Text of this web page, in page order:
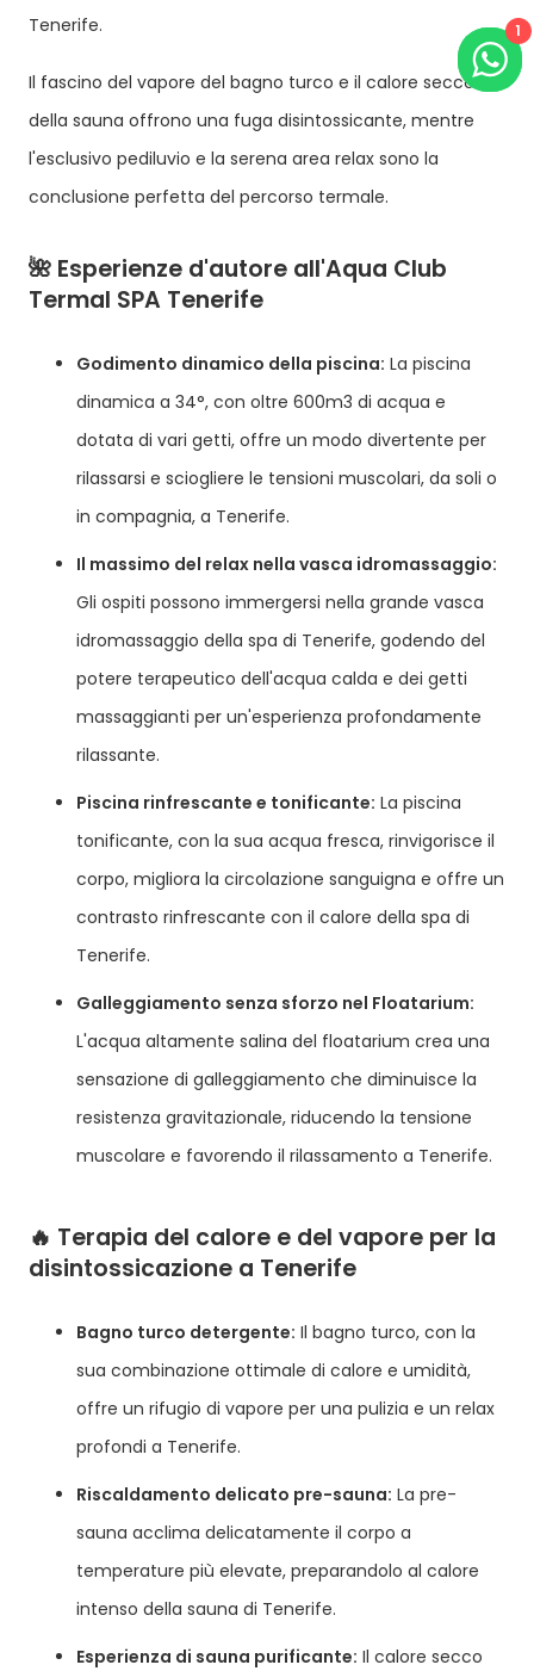
Tenerife.
Il fascino del vapore del bagno turco e il calore secco
della sauna offrono una fuga disintossicante, mentre
l'esclusivo pediluvio e la serena area relax sono la
conclusione perfetta del percorso termale.
🌺 Esperienze d'autore all'Aqua Club
Termal SPA Tenerife
Godimento dinamico della piscina: La piscina
dinamica a 34°, con oltre 600m3 di acqua e
dotata di vari getti, offre un modo divertente per
rilassarsi e sciogliere le tensioni muscolari, da soli o
in compagnia, a Tenerife.
Il massimo del relax nella vasca idromassaggio:
Gli ospiti possono immergersi nella grande vasca
idromassaggio della spa di Tenerife, godendo del
potere terapeutico dell'acqua calda e dei getti
massaggianti per un'esperienza profondamente
rilassante.
Piscina rinfrescante e tonificante: La piscina
tonificante, con la sua acqua fresca, rinvigorisce il
corpo, migliora la circolazione sanguigna e offre un
contrasto rinfrescante con il calore della spa di
Tenerife.
Galleggiamento senza sforzo nel Floatarium:
L'acqua altamente salina del floatarium crea una
sensazione di galleggiamento che diminuisce la
resistenza gravitazionale, riducendo la tensione
muscolare e favorendo il rilassamento a Tenerife.
🔥 Terapia del calore e del vapore per la
disintossicazione a Tenerife
Bagno turco detergente: Il bagno turco, con la
sua combinazione ottimale di calore e umidità,
offre un rifugio di vapore per una pulizia e un relax
profondi a Tenerife.
Riscaldamento delicato pre-sauna: La pre-
sauna acclima delicatamente il corpo a
temperature più elevate, preparandolo al calore
intenso della sauna di Tenerife.
Esperienza di sauna purificante: Il calore secco
1